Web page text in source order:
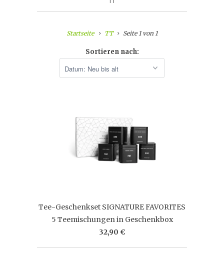
Startseite TT Seite 1 von 1
Sortieren nach:
Tee-Geschenkset SIGNATURE FAVORITES
5 Teemischungen in Geschenkbox
32,90 €